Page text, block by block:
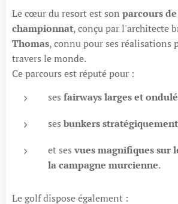
Le cœur du resort est son parcours
championnat, conçu par l'architecte
Thomas, connu pour ses réalisations
travers le monde.
Ce parcours est réputé pour :
ses fairways larges et
ses bunkers
et sesvues magnifiques sur
la campagne murcienne.
Le golf dispose également :